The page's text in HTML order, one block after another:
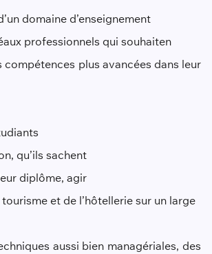
domaine d’enseignement
aux professionnels qui souhaiten
plus avancées dans leur
qu’ils sachent
diplôme, agir
et de l’hôtellerie sur un large
aussi bien managériales, des